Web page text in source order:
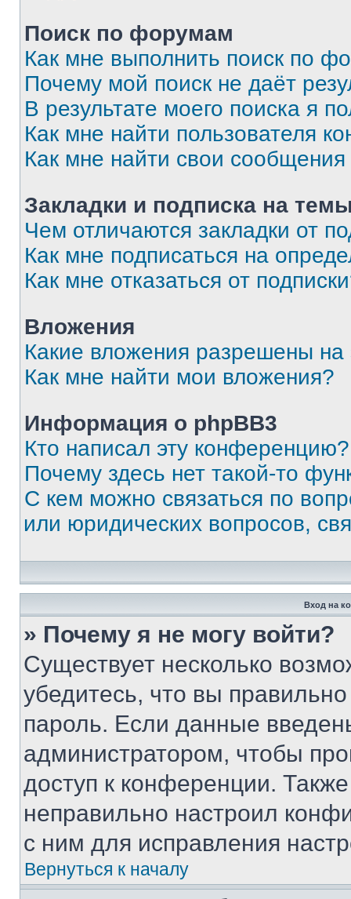
Поиск по форумам
Как мне выполнить поиск по
Почему мой поиск не даёт
В результате моего поиска я
Как мне найти пользователя
Как мне найти свои
Закладки и подписка на
Чем отличаются закладки от
Как мне подписаться на
Как мне отказаться от
Вложения
Какие вложения разрешены
Как мне найти мои вложения?
Информация о phpBB3
Кто написал эту конференцию?
Почему здесь нет такой-то
С кем можно связаться по
или юридических вопросов,
Вход на
» Почему я не могу войти?
Существует несколько
убедитесь, что вы
пароль. Если данные
администратором, чтобы
доступ к конференции.
неправильно настроил
с ним для исправления
Вернуться к началу